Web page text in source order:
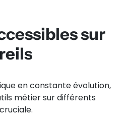
sur
en constante évolution,
métier sur différents